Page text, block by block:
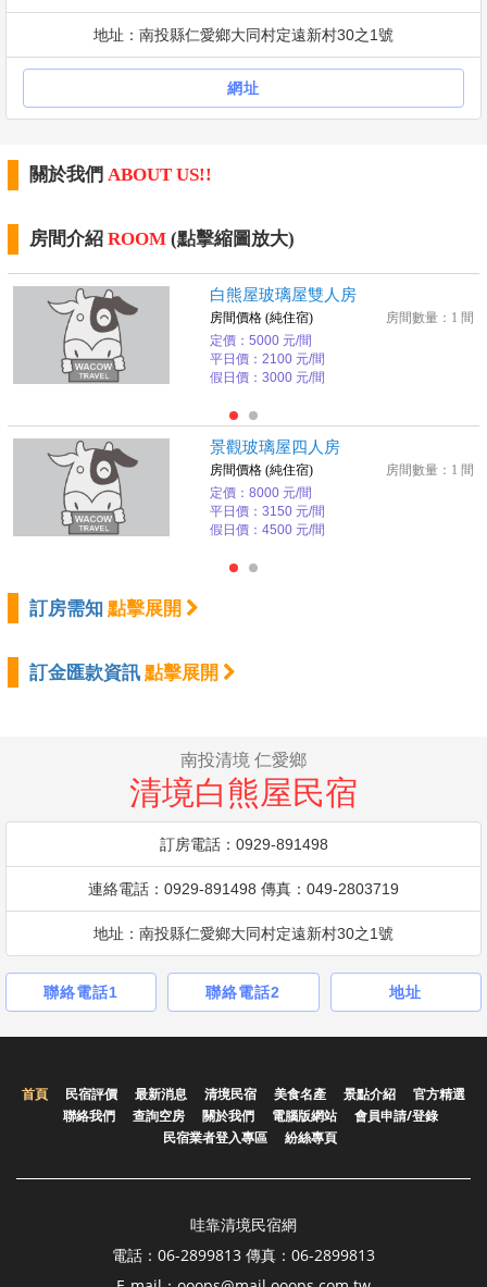
地址：南投縣仁愛鄉大同村定遠新村30之1號
網址
關於我們 ABOUT US!!
房間介紹 ROOM (點擊縮圖放大)
白熊屋玻璃屋雙人房
房間數量：1 間
房間價格 (純住宿)
定價：5000 元/間
平日價：2100 元/間
假日價：3000 元/間
景觀玻璃屋四人房
房間數量：1 間
房間價格 (純住宿)
定價：8000 元/間
平日價：3150 元/間
假日價：4500 元/間
訂房需知 點擊展開
訂金匯款資訊 點擊展開
南投清境 仁愛鄉
清境白熊屋民宿
訂房電話：0929-891498
連絡電話：0929-891498 傳真：049-2803719
地址：南投縣仁愛鄉大同村定遠新村30之1號
聯絡電話1 聯絡電話2 地址
首頁 民宿評價 最新消息 清境民宿 美食名產 景點介紹
官方精選
聯絡我們
查詢空房 關於我們 電腦版網站
會員申請/登錄
民宿業者登入專區
紛絲專頁
哇靠清境民宿網
電話：06-2899813 傳真：06-2899813